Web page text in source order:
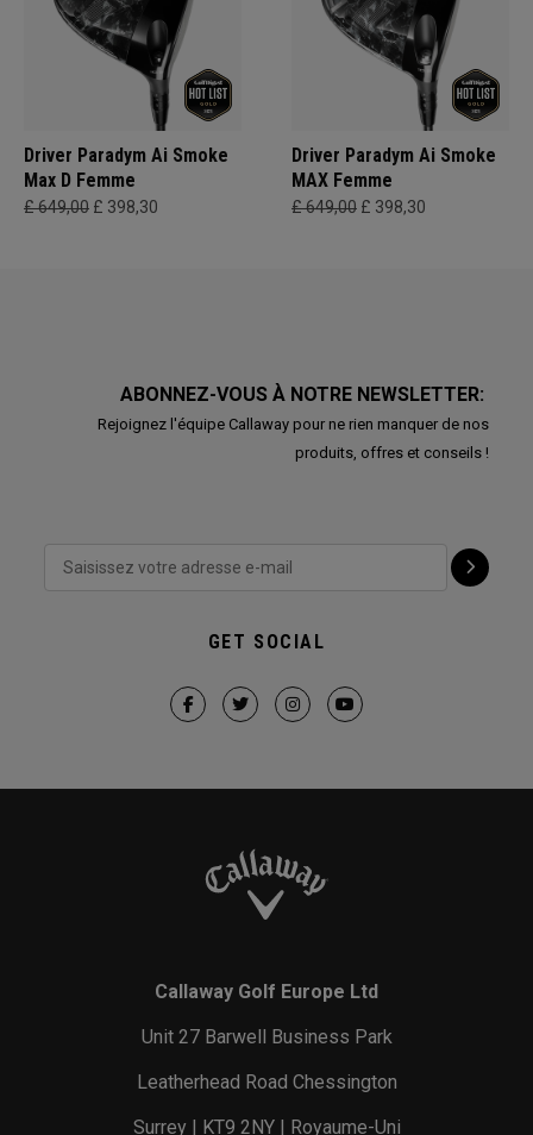
Driver Paradym Ai Smoke
Max D Femme
£ 649,00 £ 398,30
Driver Paradym Ai Smoke
MAX Femme
£ 649,00 £ 398,30
ABONNEZ-VOUS À NOTRE NEWSLETTER:
Rejoignez l'équipe Callaway pour ne rien manquer de nos
produits, offres et conseils !
GET SOCIAL
Callaway Golf Europe Ltd
Unit 27 Barwell Business Park
Leatherhead Road Chessington
Surrey | KT9 2NY | Royaume-Uni